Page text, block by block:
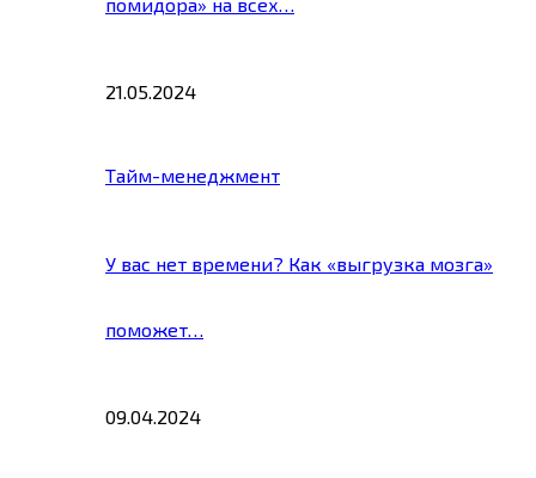
помидора» на всех…
21.05.2024
Тайм-менеджмент
У вас нет времени? Как «выгрузка мозга»
поможет…
09.04.2024